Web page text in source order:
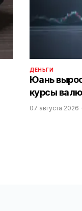
ДЕНЬГИ
Юань
курсы
07 августа 2026